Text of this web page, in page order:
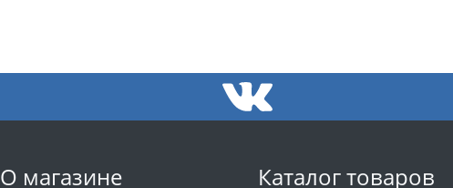
О магазине Каталог товаров